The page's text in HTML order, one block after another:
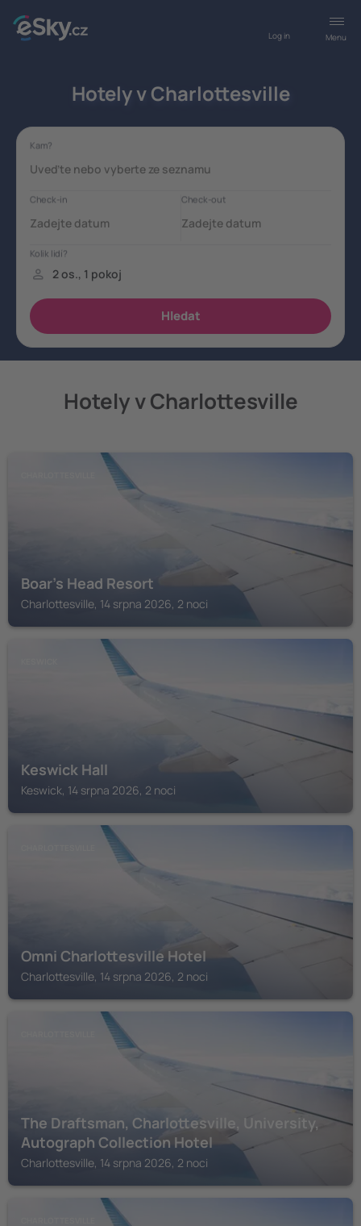
Menu
Log in
Hotely v Charlottesville
Hotely v Charlottesville
Boar's Head Resort
Charlottesville, 14 srpna 2026, 2 noci
Keswick Hall
Keswick, 14 srpna 2026, 2 noci
Omni Charlottesville Hotel
Charlottesville, 14 srpna 2026, 2 noci
The Draftsman, Charlottesville, University,
Autograph Collection Hotel
Charlottesville, 14 srpna 2026, 2 noci